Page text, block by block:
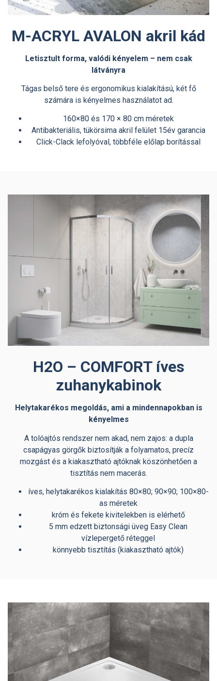
M-ACRYL AVALON akril kád
Letisztult forma, valódi kényelem – nem csak
látványra
Tágas belső tere és ergonomikus kialakítású, két fő
számára is kényelmes használatot ad.
160×80 és 170 × 80 cm méretek
Antibakteriális, tükörsima akril felület 15év garancia
Click-Clack lefolyóval, többféle előlap borítással
H2O – COMFORT íves
zuhanykabinok
Helytakarékos megoldás, ami a mindennapokban is
kényelmes
A tolóajtós rendszer nem akad, nem zajos: a dupla
csapágyas görgők biztosítják a folyamatos, precíz
mozgást és a kiakasztható ajtóknak köszönhetően a
tisztítás nem macerás.
íves, helytakarékos kialakítás 80×80; 90×90; 100×80-
as méretek
króm és fekete kivitelekben is elérhető
5 mm edzett biztonsági üveg Easy Clean
vízlepergető réteggel
könnyebb tisztítás (kiakasztható ajtók)